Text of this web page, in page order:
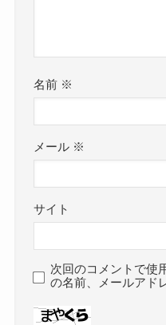
名前 ※
メール ※
サイト
次回のコメントで使
の名前、メールアド